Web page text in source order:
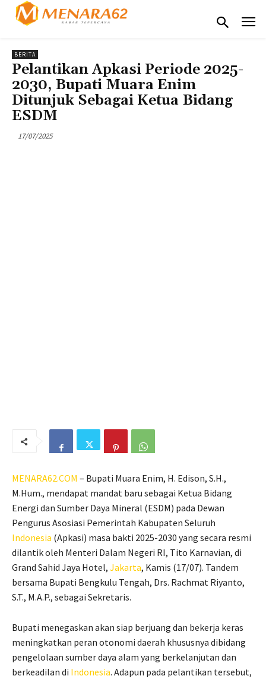
BERITA
Pelantikan Apkasi Periode 2025-
2030, Bupati Muara Enim
Ditunjuk Sebagai Ketua Bidang
ESDM
17/07/2025
MENARA62.COM – Bupati Muara Enim, H. Edison, S.H.,
M.Hum., mendapat mandat baru sebagai Ketua Bidang
Energi dan Sumber Daya Mineral (ESDM) pada Dewan
Pengurus Asosiasi Pemerintah Kabupaten Seluruh
Indonesia (Apkasi) masa bakti 2025-2030 yang secara resmi
dilantik oleh Menteri Dalam Negeri RI, Tito Karnavian, di
Grand Sahid Jaya Hotel, Jakarta, Kamis (17/07). Tandem
bersama Bupati Bengkulu Tengah, Drs. Rachmat Riyanto,
S.T., M.A.P., sebagai Sekretaris.
Bupati menegaskan akan siap berjuang dan bekerja keras
meningkatkan peran otonomi daerah khususnya dibidang
pengelolaan sumber daya alam yang berkelanjutan dan
berkeadilan di Indonesia. Adapun pada pelantikan tersebut,